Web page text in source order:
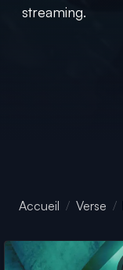
streaming.
Accueil Verse